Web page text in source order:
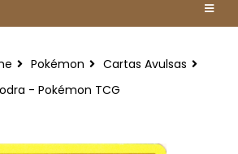
Pokémon
Cartas Avulsas
- Pokémon TCG